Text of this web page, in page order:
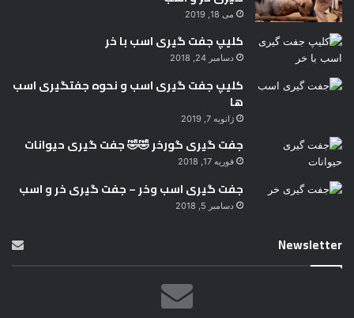
می 18, 2019
کلیپ جفت گیری اسب با خر
دسامبر 24, 2018
کلیپ جفت گیری اسب و نحوه جفتگیری اسب
ها
ژانویه 7, 2019
جفت گیری گورخر 🤣🤣 جفت گیری حیوانات
فوریه 17, 2018
جفت گیری اسب وخر – جفت گیری خر و اسب
دسامبر 5, 2018
Newsletter